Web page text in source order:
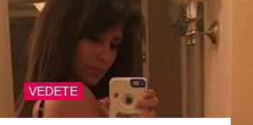
VEDETE